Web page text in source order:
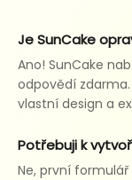
Je SunCake
Ano! SunCake
odpovědí
vlastní design a
Potřebuji k
Ne, první